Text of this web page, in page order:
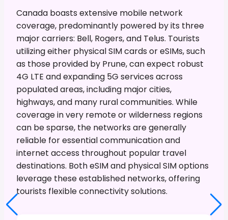
Canada boasts extensive mobile network
coverage, predominantly powered by its three
major carriers: Bell, Rogers, and Telus. Tourists
utilizing either physical SIM cards or eSIMs, such
as those provided by Prune, can expect robust
4G LTE and expanding 5G services across
populated areas, including major cities,
highways, and many rural communities. While
coverage in very remote or wilderness regions
can be sparse, the networks are generally
reliable for essential communication and
internet access throughout popular travel
destinations. Both eSIM and physical SIM options
leverage these established networks, offering
tourists flexible connectivity solutions.